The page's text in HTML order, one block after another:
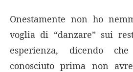
Onestamente non ho
voglia di “danzare” sui
esperienza, dicendo
conosciuto prima non